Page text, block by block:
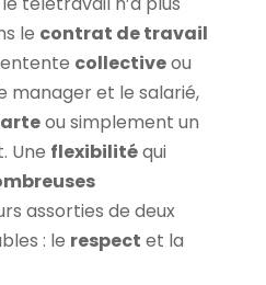
le contrat de travail
entente collectiveou
manager et le salarié,
ou simplement un
Une flexibilitéqui
assorties de deux
: le respect et la